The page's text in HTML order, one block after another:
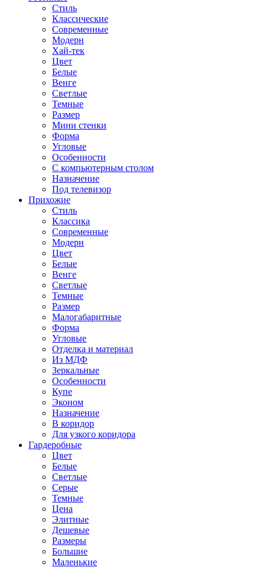
Стиль
Классические
Современные
Модерн
Хай-тек
Цвет
Белые
Венге
Светлые
Темные
Размер
Мини стенки
Форма
Угловые
Особенности
С компьютерным столом
Назначение
Под телевизор
Прихожие
Стиль
Классика
Современные
Модерн
Цвет
Белые
Венге
Светлые
Темные
Размер
Малогабаритные
Форма
Угловые
Отделка и материал
Из МДФ
Зеркальные
Особенности
Купе
Эконом
Назначение
В коридор
Для узкого коридора
Гардеробные
Цвет
Белые
Светлые
Серые
Темные
Цена
Элитные
Дешевые
Размеры
Большие
Маленькие